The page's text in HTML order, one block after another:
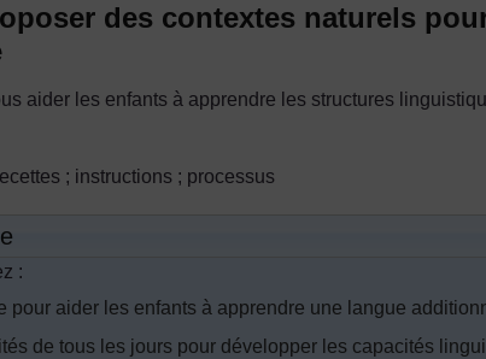
des contextes naturels
aider les enfants à apprendre les structures
; instructions ; processus
:
pour aider les enfants à apprendre une langue
de tous les jours pour développer les capacités